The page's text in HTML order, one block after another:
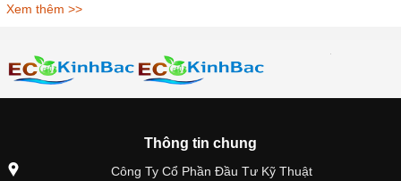
Xem thêm >>
Thông tin chung
Công Ty Cổ Phần Đầu Tư Kỹ Thuật